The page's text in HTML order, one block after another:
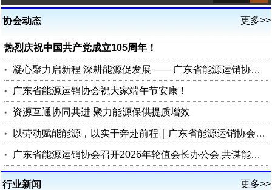
更多>>
协会动态
热烈庆祝中国共产党成立105周年！
凝心聚力启新程 深耕能源促发展 ——广东省能源运销协会第四届四次理事会圆满召开
广东省能源运销协会祝大家端午节安康！
资源互通协同共进 聚力能源保供提质增效
以劳动赋能能源，以实干奔赴前程｜广东省能源运销协会祝您五一劳动节快乐
广东省能源运销协会召开2026年轮值会长办公会 共谋能源行业高质量发展
更多>>
行业新闻